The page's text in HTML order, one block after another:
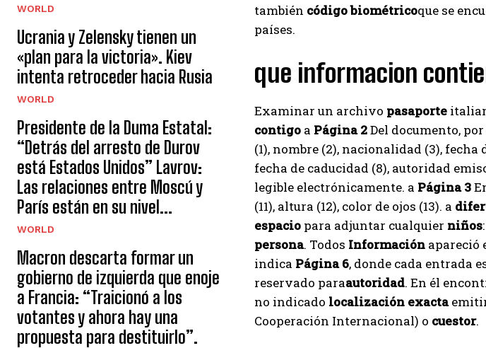
WORLD
Ucrania y Zelensky tienen un
«plan para la victoria». Kiev
intenta retroceder hacia Rusia
WORLD
Presidente de la Duma Estatal:
“Detrás del arresto de Durov
está Estados Unidos” Lavrov:
Las relaciones entre Moscú y
París están en su nivel...
WORLD
Macron descarta formar un
gobierno de izquierda que enoje
a Francia: “Traicionó a los
votantes y ahora hay una
propuesta para destituirlo”.
también código biométricoque se
países.
que informacion
Examinar un archivo pasaporte
contigo a Página 2Del documento,
(1), nombre (2), nacionalidad (3),
fecha de caducidad (8), autoridad
legible electrónicamente. a Página 3
(11), altura (12), color de ojos (13). a
espacio para adjuntar cualquier niños
persona. Todos Información apareció
indica Página 6, donde cada entrada
reservado paraautoridad. En él
no indicado localización exactaemitir
Cooperación Internacional) o cuestor.